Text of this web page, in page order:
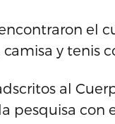
el
y tenis
al
pesquisa con